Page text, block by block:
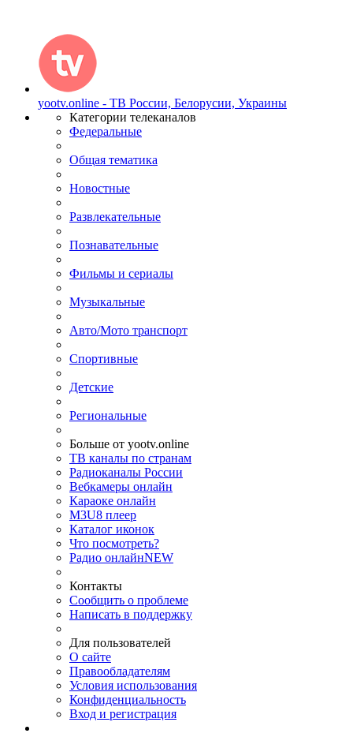
yootv.online - ТВ России, Белорусии, Украины
Категории телеканалов
Федеральные
Общая тематика
Новостные
Развлекательные
Познавательные
Фильмы и сериалы
Музыкальные
Авто/Мото транспорт
Спортивные
Детские
Региональные
Больше от yootv.online
ТВ каналы по странам
Радиоканалы России
Вебкамеры онлайн
Караоке онлайн
M3U8 плеер
Каталог иконок
Что посмотреть?
Радио онлайнNEW
Контакты
Сообщить о проблеме
Написать в поддержку
Для пользователей
О сайте
Правообладателям
Условия использования
Конфиденциальность
Вход и регистрация